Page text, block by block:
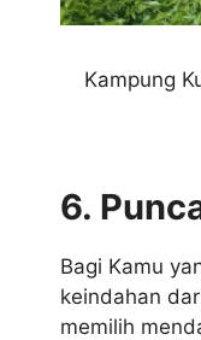
Kampung
6.
Bagi Kamu
keindahan
memilih